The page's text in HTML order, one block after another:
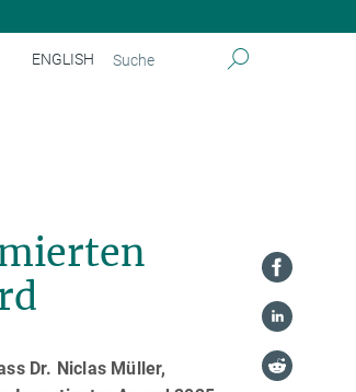
ENGLISH
Dr. Niclas Müller,